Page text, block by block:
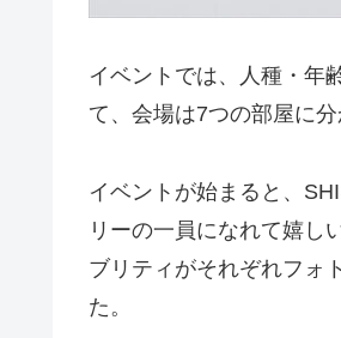
イベントでは、人種・年
て、会場は7つの部屋に
イベントが始まると、
リーの一員になれて嬉し
ブリティがそれぞれフォ
た。